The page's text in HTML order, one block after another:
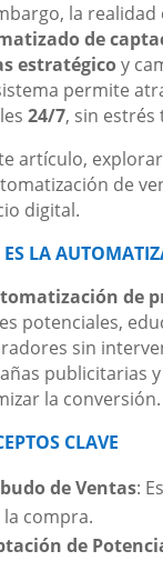
la
de
estratégicoy
permite
24/7, sin
artículo,
de
digital.
ES LA
de
potenciales,
sin
publicitarias
la conversión.
CLAVE
de Ventas:
la compra.
de